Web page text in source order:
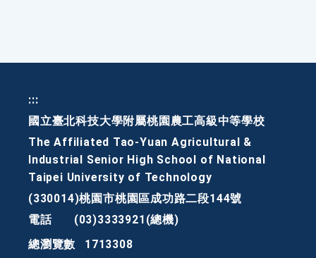
:::
國立臺北科技大學附屬桃園農工高級中等學校
The Affiliated Tao-Yuan Agricultural &
Industrial Senior High School of National
Taipei University of Technology
(330014)桃園市桃園區成功路二段144號
電話
(03)3333921(總機)
總瀏覽數
1713308